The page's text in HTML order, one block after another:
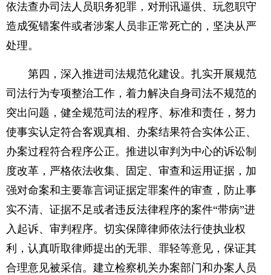
依法查办司法人员职务犯罪，对刑讯逼供、玩忽职守
造成冤错案件或者涉案人员非正常死亡的，坚决从严
处理。
第四，深入推进司法规范化建设。扎实开展规范
司法行为专项整治工作，着力解决自身司法不规范的
突出问题，健全规范司法的程序、标准和责任，努力
使事实认定符合客观真相、办案结果符合实体公正、
办案过程符合程序公正。推进以审判为中心的诉讼制
度改革，严格依法收集、固定、审查和运用证据，加
强对命案和主要靠言词证据定罪案件的审查，防止事
实不清、证据不足或者违反法律程序的案件“带病”进
入起诉、审判程序。切实保障律师依法行使执业权
利，认真听取律师提出的无罪、罪轻等意见，保证其
合理意见被采信。建立检察机关办案部门和办案人员